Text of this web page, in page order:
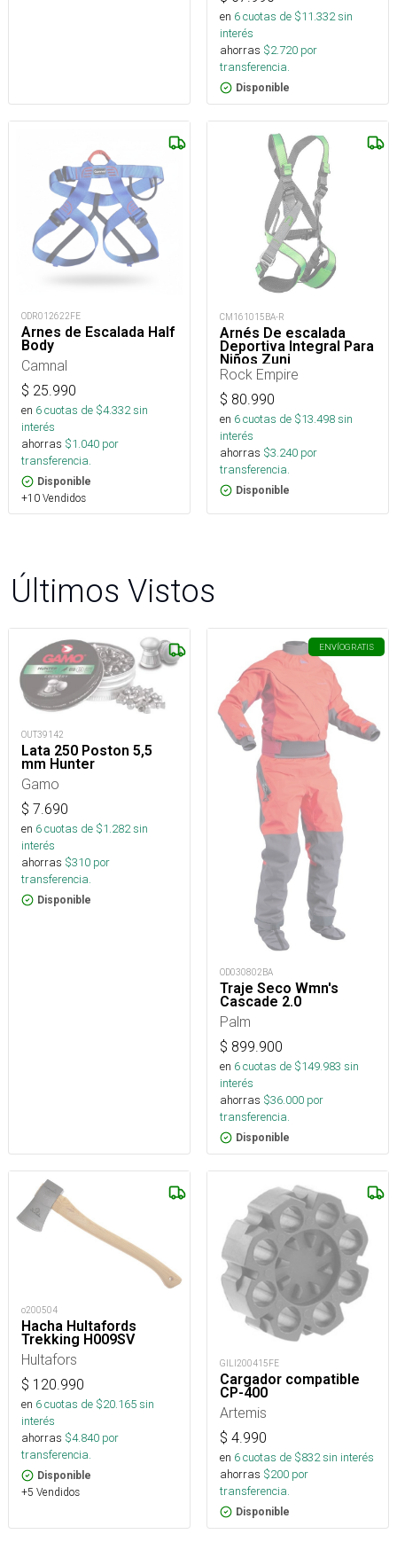
en 6cuotas de $11.332sin
interés
ahorras $2.720 por
transferencia.
Disponible
ODR012622FE
Arnes de Escalada Half
Body
Camnal
$ 25.990
en 6cuotas de $4.332sin
interés
ahorras $1.040 por
transferencia.
Disponible
+10 Vendidos
CM161015BA-R
Arnés De escalada
Deportiva Integral Para
Niños Zuni
Rock Empire
$ 80.990
en 6cuotas de $13.498sin
interés
ahorras $3.240 por
transferencia.
Disponible
Últimos Vistos
OUT39142
Lata 250 Poston 5,5
mm Hunter
Gamo
$ 7.690
en 6cuotas de $1.282sin
interés
ahorras $310 por
transferencia.
Disponible
ENVÍOGRATIS
OD030802BA
Traje Seco Wmn's
Cascade 2.0
Palm
$ 899.900
en 6cuotas de $149.983 sin
interés
ahorras $36.000 por
transferencia.
Disponible
o200504
Hacha Hultafords
Trekking H009SV
Hultafors
$ 120.990
en 6cuotas de $20.165sin
interés
ahorras $4.840 por
transferencia.
Disponible
+5 Vendidos
GILI200415FE
Cargador compatible
CP-400
Artemis
$ 4.990
en 6cuotas de $832sin interés
ahorras $200 por
transferencia.
Disponible